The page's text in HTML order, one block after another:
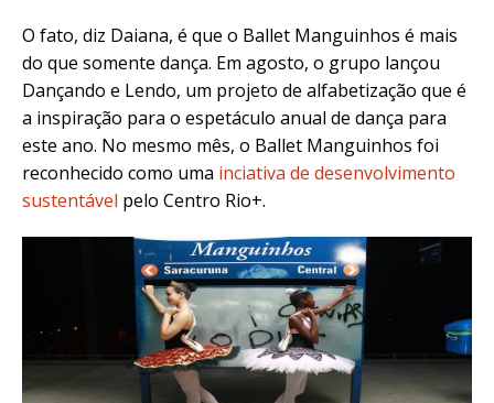
O fato, diz Daiana, é que o Ballet Manguinhos é mais
do que somente dança. Em agosto, o grupo lançou
Dançando e Lendo, um projeto de alfabetização que é
a inspiração para o espetáculo anual de dança para
este ano. No mesmo mês, o Ballet Manguinhos foi
reconhecido como uma inciativa de desenvolvimento
sustentável pelo Centro Rio+.